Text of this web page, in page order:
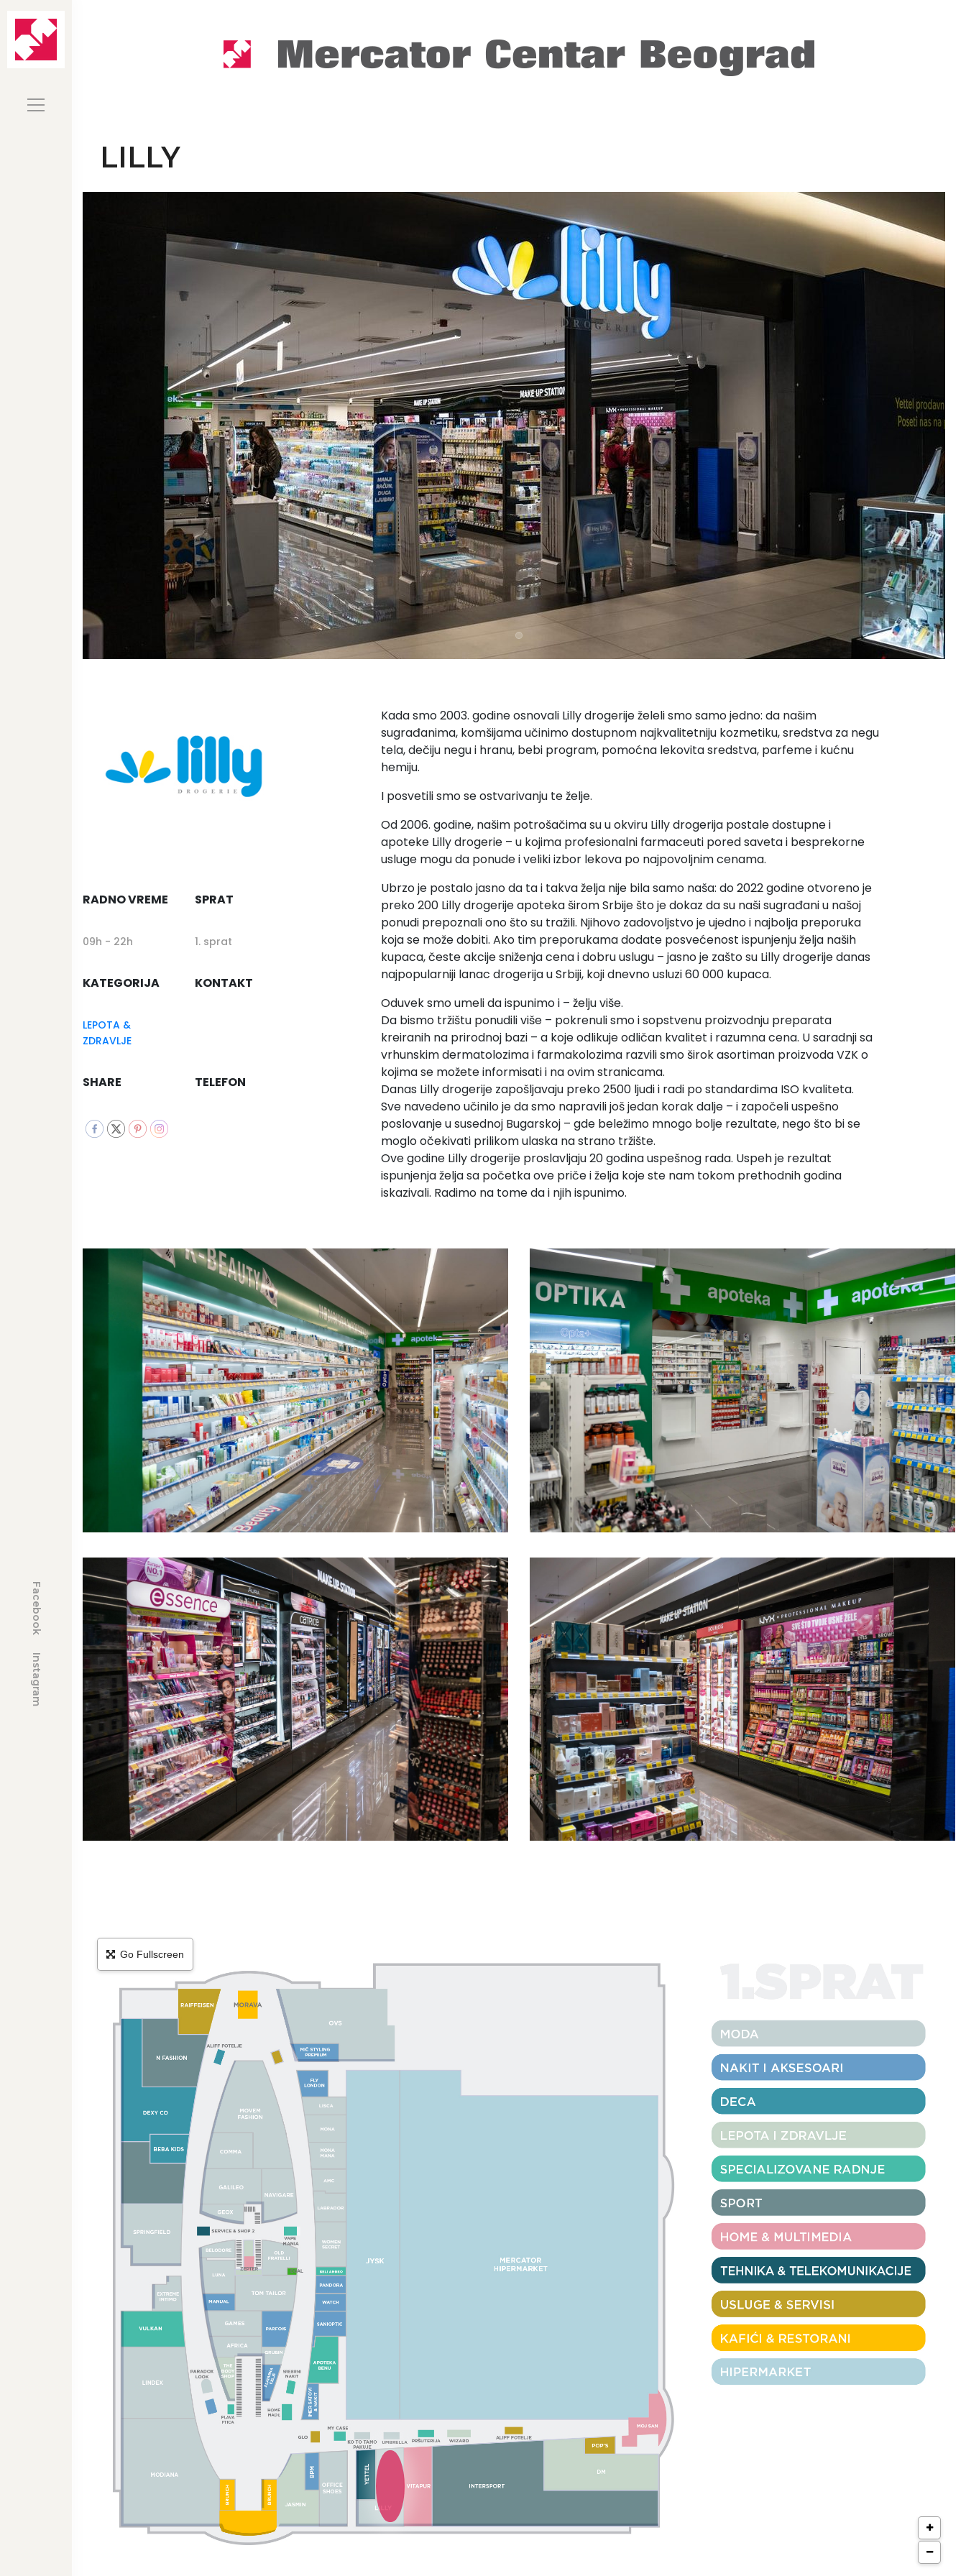
Facebook
Instagram
LILLY
RADNO VREME
09h - 22h
SPRAT
1. sprat
KATEGORIJA
LEPOTA &
ZDRAVLJE
KONTAKT
SHARE TELEFON
Kada smo 2003. godine osnovali Lilly drogerije želeli smo samo jedno: da našim
sugrađanima, komšijama učinimo dostupnom najkvalitetniju kozmetiku, sredstva za negu
tela, dečiju negu i hranu, bebi program, pomoćna lekovita sredstva, parfeme i kućnu
hemiju.
I posvetili smo se ostvarivanju te želje.
Od 2006. godine, našim potrošačima su u okviru Lilly drogerija postale dostupne i
apoteke Lilly drogerie – u kojima profesionalni farmaceuti pored saveta i besprekorne
usluge mogu da ponude i veliki izbor lekova po najpovoljnim cenama.
Ubrzo je postalo jasno da ta i takva želja nije bila samo naša: do 2022 godine otvoreno je
preko 200 Lilly drogerije apoteka širom Srbije što je dokaz da su naši sugrađani u našoj
ponudi prepoznali ono što su tražili. Njihovo zadovoljstvo je ujedno i najbolja preporuka
koja se može dobiti. Ako tim preporukama dodate posvećenost ispunjenju želja naših
kupaca, česte akcije sniženja cena i dobru uslugu – jasno je zašto su Lilly drogerije danas
najpopularniji lanac drogerija u Srbiji, koji dnevno usluzi 60 000 kupaca.
Oduvek smo umeli da ispunimo i – želju više.
Da bismo tržištu ponudili više – pokrenuli smo i sopstvenu proizvodnju preparata
kreiranih na prirodnoj bazi – a koje odlikuje odličan kvalitet i razumna cena. U saradnji sa
vrhunskim dermatolozima i farmakolozima razvili smo širok asortiman proizvoda VZK o
kojima se možete informisati i na ovim stranicama.
Danas Lilly drogerije zapošljavaju preko 2500 ljudi i radi po standardima ISO kvaliteta.
Sve navedeno učinilo je da smo napravili još jedan korak dalje – i započeli uspešno
poslovanje u susednoj Bugarskoj – gde beležimo mnogo bolje rezultate, nego što bi se
moglo očekivati prilikom ulaska na strano tržište.
Ove godine Lilly drogerije proslavljaju 20 godina uspešnog rada. Uspeh je rezultat
ispunjenja želja sa početka ove priče i želja koje ste nam tokom prethodnih godina
iskazivali. Radimo na tome da i njih ispunimo.
Go Fullscreen